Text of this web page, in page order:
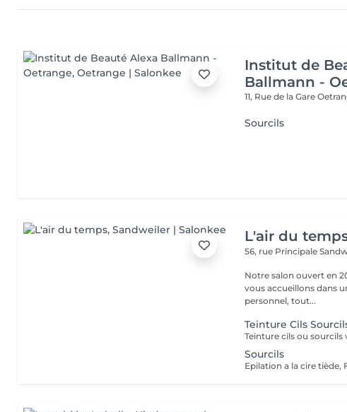
Institut de
Ballmann -
11, Rue de la Gare
Sourcils
L'air du
56, rue Principale
Notre salon ouvert en
vous accueillons dans
personnel, tout...
Teinture Cils
Sourcils
Epilation a la cire tiède,